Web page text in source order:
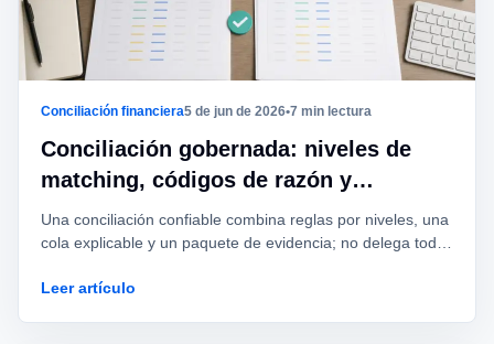
Conciliación financiera5 de jun de 2026•7 min lectura
Conciliación gobernada: niveles de
matching, códigos de razón y
evidencia
Una conciliación confiable combina reglas por niveles, una
cola explicable y un paquete de evidencia; no delega todo
Leer artículo